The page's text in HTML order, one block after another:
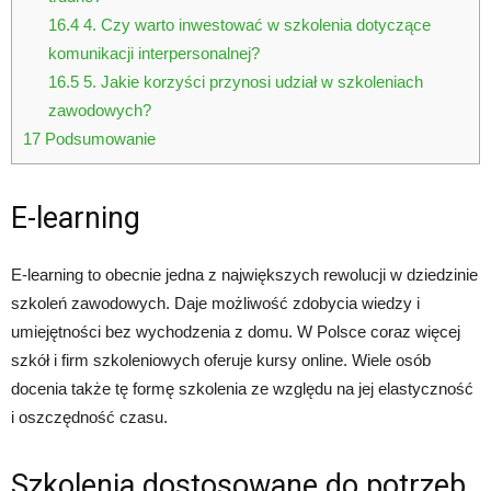
16.44. Czy warto inwestować w szkolenia dotyczące
komunikacji interpersonalnej?
16.55. Jakie korzyści przynosi udział w szkoleniach
zawodowych?
17 Podsumowanie
E-learning
E-learning to obecnie jedna z największych rewolucji w dziedzinie
szkoleń zawodowych. Daje możliwość zdobycia wiedzy i
umiejętności bez wychodzenia z domu. W Polsce coraz więcej
szkół i firm szkoleniowych oferuje kursy online. Wiele osób
docenia także tę formę szkolenia ze względu na jej elastyczność
i oszczędność czasu.